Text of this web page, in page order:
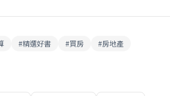
#精選好書 #買房 #房地產